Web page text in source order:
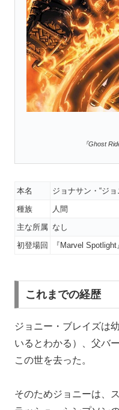
『Ghost
本名
ジョナサン・“ジ
種族
人間
主な所属 なし
初登場回
『Marvel Spotlight
これまでの経歴
ジョニー・ブレイズは
いるとわかる）、父バ
この世を去った。
そのためジョニーは、